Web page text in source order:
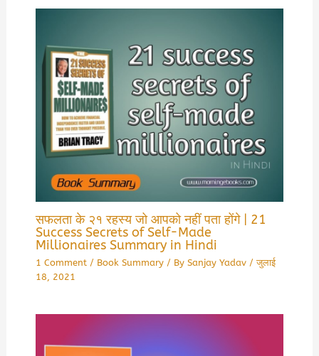
सफलता के २१ रहस्य जो आपको नहीं पता होंगे | 21
Success Secrets of Self-Made
Millionaires Summary in Hindi
1 Comment / Book Summary/ By Sanjay Yadav /जुलाई
18, 2021